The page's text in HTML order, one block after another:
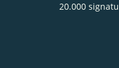
20.000